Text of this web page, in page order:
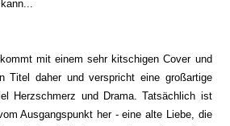
mit einem sehr kitschigen Cover und
Titel daher und verspricht eine großartige
Herzschmerz und Drama. Tatsächlich ist
Ausgangspunkt her - eine alte Liebe, die